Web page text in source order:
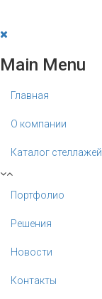
Main Menu
Главная
О компании
Каталог стеллажей
Портфолио
Решения
Новости
Контакты